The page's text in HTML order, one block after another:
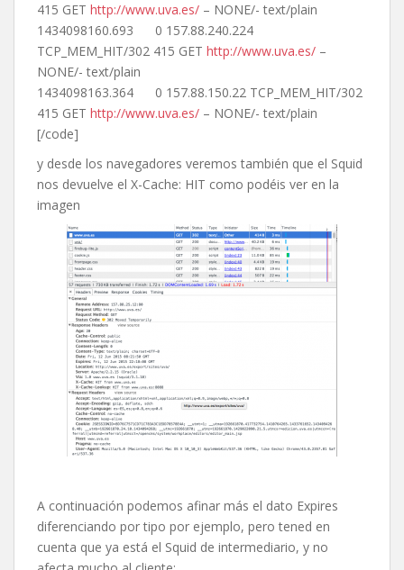
415 GET http://www.uva.es/ – NONE/- text/plain
1434098160.693 0 157.88.240.224
TCP_MEM_HIT/302 415 GET http://www.uva.es/ –
NONE/- text/plain
1434098163.364 0 157.88.150.22 TCP_MEM_HIT/302
415 GET http://www.uva.es/ – NONE/- text/plain
[/code]
y desde los navegadores veremos también que el Squid
nos devuelve el X-Cache: HIT como podéis ver en la
imagen
A continuación podemos afinar más el dato Expires
diferenciando por tipo por ejemplo, pero tened en
cuenta que ya está el Squid de intermediario, y no